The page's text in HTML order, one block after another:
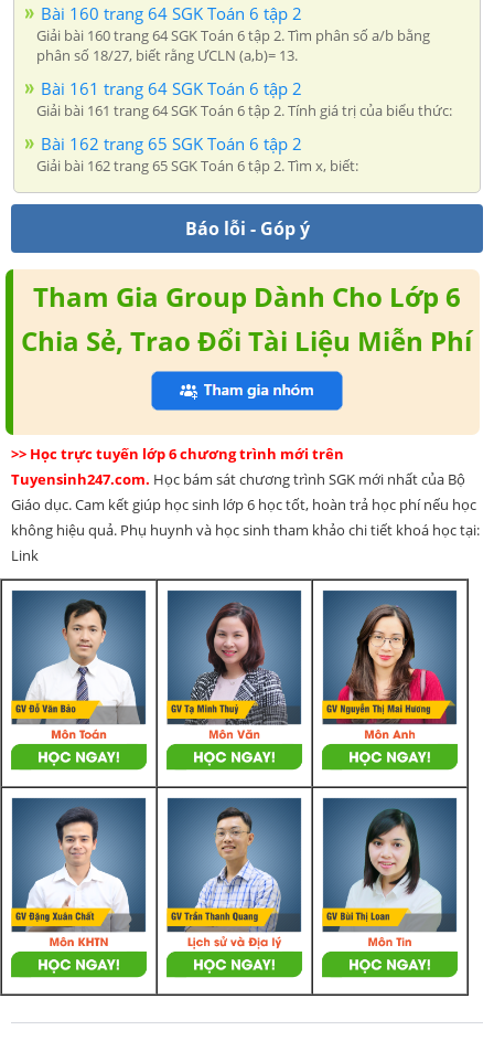
Bài 160 trang 64 SGK Toán 6 tập 2
Giải bài 160 trang 64 SGK Toán 6 tập 2. Tìm phân số a/b bằng
phân số 18/27, biết rằng ƯCLN (a,b)= 13.
Bài 161 trang 64 SGK Toán 6 tập 2
Giải bài 161 trang 64 SGK Toán 6 tập 2. Tính giá trị của biểu thức:
Bài 162 trang 65 SGK Toán 6 tập 2
Giải bài 162 trang 65 SGK Toán 6 tập 2. Tìm x, biết:
Báo lỗi - Góp ý
Tham Gia Group Dành Cho Lớp 6
Chia Sẻ, Trao Đổi Tài Liệu Miễn Phí
>> Học trực tuyến lớp 6 chương trình mới trên
Tuyensinh247.com. Học bám sát chương trình SGK mới nhất của Bộ
Giáo dục. Cam kết giúp học sinh lớp 6 học tốt, hoàn trả học phí nếu học
không hiệu quả. Phụ huynh và học sinh tham khảo chi tiết khoá học tại:
Link